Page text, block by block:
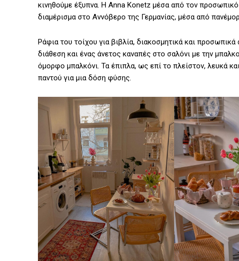
κινηθούμε έξυπνα. Η Anna Konetz μέσα από τον
διαμέρισμα στο Αννόβερο της Γερμανίας, μέσα από
Ράφια του τοίχου για βιβλία, διακοσμητικά και
διάθεση και ένας άνετος καναπές στο σαλόνι με την
όμορφο μπαλκόνι. Τα έπιπλα, ως επί το πλείστον, λευκά
παντού για μια δόση φύσης.